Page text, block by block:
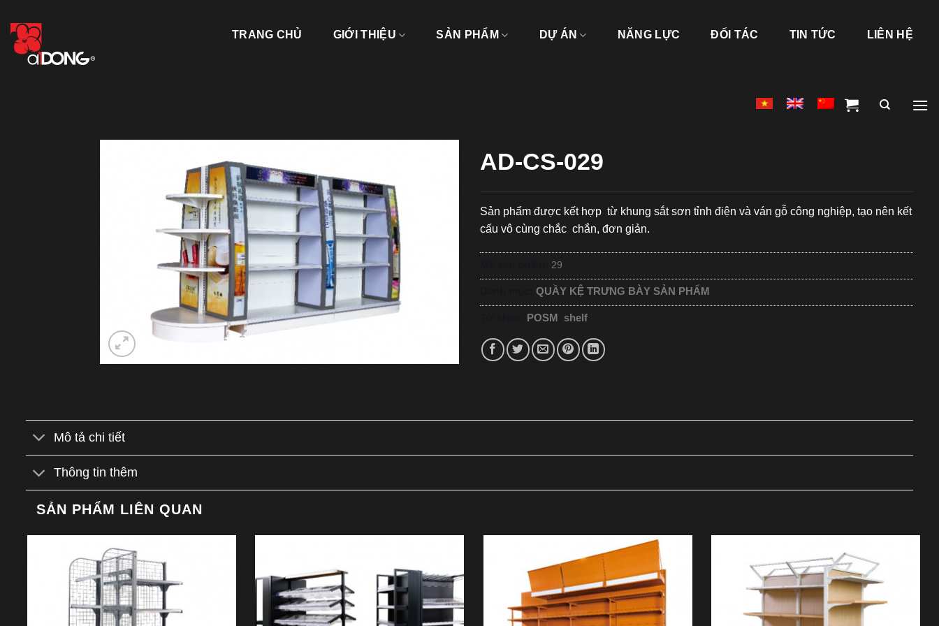
content
TRANG CHỦ GIỚI THIỆU SẢN PHẨM DỰ ÁN NĂNG LỰC ĐỐI TÁC TIN TỨC LIÊN HỆ
AD-CS-029
Sản phẩm được kết hợp từ khung sắt sơn tỉnh điện và ván gỗ công nghiệp, tạo nên kết
cấu vô cùng chắc chắn, đơn giản.
29
QUẦY KỆ TRƯNG BÀY SẢN PHẨM
POSM shelf
Mô tả chi tiết
Thông tin thêm
SẢN PHẨM LIÊN QUAN